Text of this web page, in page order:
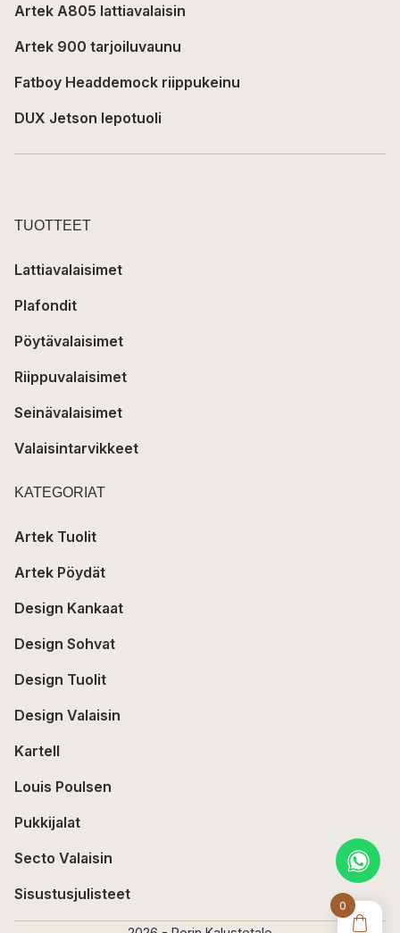
0
Artek A805 lattiavalaisin
Artek 900 tarjoiluvaunu
Fatboy Headdemock riippukeinu
DUX Jetson lepotuoli
TUOTTEET
Lattiavalaisimet
Plafondit
Pöytävalaisimet
Riippuvalaisimet
Seinävalaisimet
Valaisintarvikkeet
KATEGORIAT
Artek Tuolit
Artek Pöydät
Design Kankaat
Design Sohvat
Design Tuolit
Design Valaisin
Kartell
Louis Poulsen
Pukkijalat
Secto Valaisin
Sisustusjulisteet